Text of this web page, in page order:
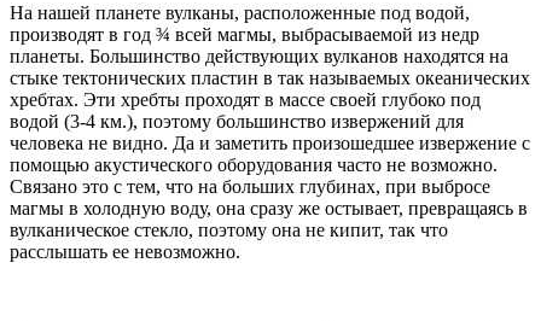
На нашей планете вулканы, расположенные под водой,
производят в год ¾ всей магмы, выбрасываемой из недр
планеты. Большинство действующих вулканов находятся на
стыке тектонических пластин в так называемых океанических
хребтах. Эти хребты проходят в массе своей глубоко под
водой (3-4 км.), поэтому большинство извержений для
человека не видно. Да и заметить произошедшее извержение с
помощью акустического оборудования часто не возможно.
Связано это с тем, что на больших глубинах, при выбросе
магмы в холодную воду, она сразу же остывает, превращаясь в
вулканическое стекло, поэтому она не кипит, так что
расслышать ее невозможно.